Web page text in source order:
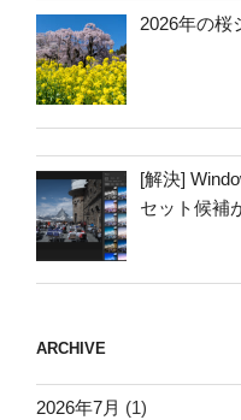
2026年の桜
[解決]
セット候補
ARCHIVE
2026年7月 (1)